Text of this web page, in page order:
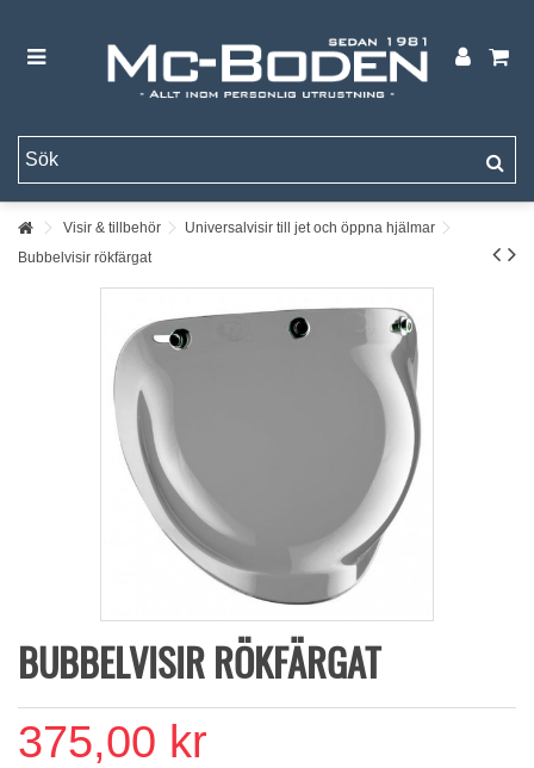
Visir & tillbehör
Universalvisir till jet och öppna hjälmar
Bubbelvisir rökfärgat
BUBBELVISIR RÖKFÄRGAT
375,00 kr